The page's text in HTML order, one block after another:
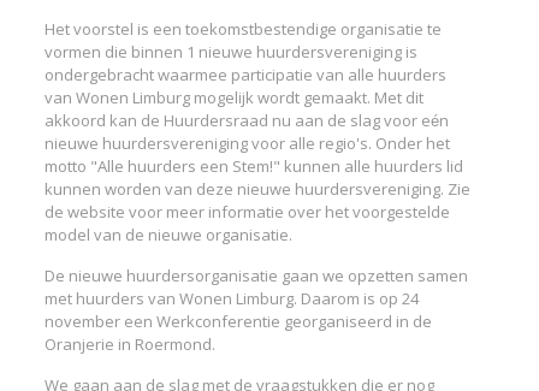
Het voorstel is een toekomstbestendige organisatie te
vormen die binnen 1 nieuwe huurdersvereniging is
ondergebracht waarmee participatie van alle huurders
van Wonen Limburg mogelijk wordt gemaakt. Met dit
akkoord kan de Huurdersraad nu aan de slag voor eén
nieuwe huurdersvereniging voor alle regio's. Onder het
motto "Alle huurders een Stem!" kunnen alle huurders lid
kunnen worden van deze nieuwe huurdersvereniging. Zie
de website voor meer informatie over het voorgestelde
model van de nieuwe organisatie.
De nieuwe huurdersorganisatie gaan we opzetten samen
met huurders van Wonen Limburg. Daarom is op 24
november een Werkconferentie georganiseerd in de
Oranjerie in Roermond.
We gaan aan de slag met de vraagstukken die er nog